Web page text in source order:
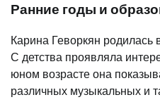
Ранние годы и
Карина Геворкян
С детства проявляла
юном возрасте она
различных музыкальных и